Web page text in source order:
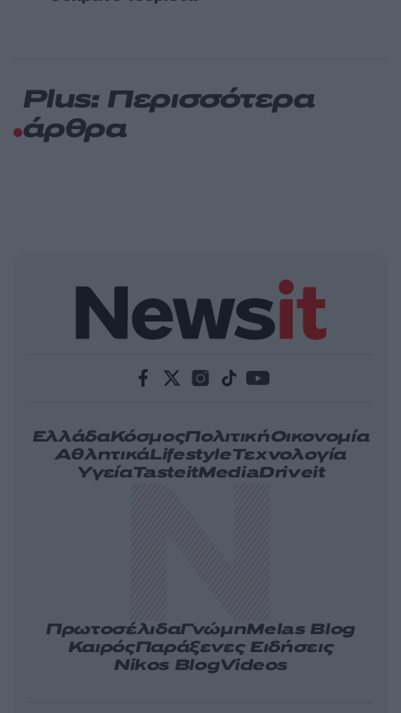
Plus: Περισσότερα
άρθρα
ΕλλάδαΚόσμοςΠολιτικήΟικονομία
ΑθλητικάLifestyleΤεχνολογία
ΥγείαTasteitMediaDriveit
ΠρωτοσέλιδαΓνώμηMelas Blog
ΚαιρόςΠαράξενες Ειδήσεις
Nikos BlogVideos